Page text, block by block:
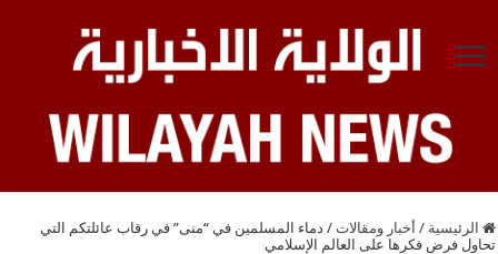
الرئيسية / أخبار ومقالات / دماء المسلمين في “منى” في رقاب عائلتكم التي
تحاول فرض فكرها على العالم الإسلامي